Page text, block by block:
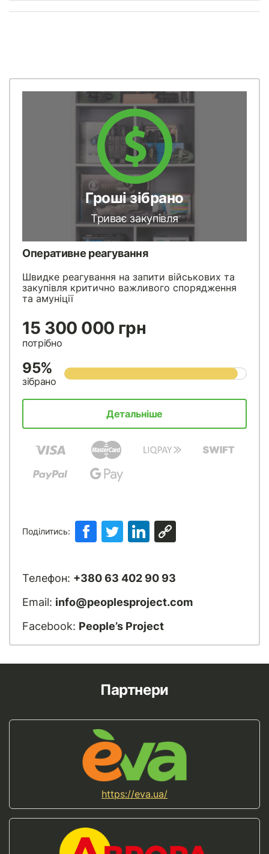
Гроші зібрано
Триває закупівля
Оперативне реагування
Швидке реагування на запити військових та
закупівля критично важливого спорядження
та амуніції
15 300 000 грн
потрібно
95%
зібрано
Детальніше
Поділитись:
Телефон: +380 63 402 90 93
Email: info@peoplesproject.com
Facebook: People’s Project
Партнери
https://eva.ua/